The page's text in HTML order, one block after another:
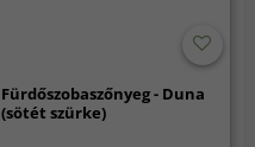
Fürdőszobaszőnyeg - Duna
(sötét szürke)